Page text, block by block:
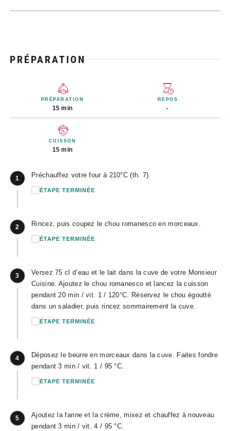
PRÉPARATION
PRÉPARATION
15 min
REPOS
-
CUISSON
15 min
1 Préchauffez votre four à 210°C (th. 7).
ÉTAPE TERMINÉE
2 Rincez, puis coupez le chou romanesco en morceaux.
ÉTAPE TERMINÉE
3
Versez 75 cl d’eau et le lait dans la cuve de votre Monsieur
Cuisine. Ajoutez le chou romanesco et lancez la cuisson
pendant 20 min / vit. 1 / 120°C. Réservez le chou égoutté
dans un saladier, puis rincez sommairement la cuve.
ÉTAPE TERMINÉE
4
Déposez le beurre en morceaux dans la cuve. Faites fondre
pendant 3 min / vit. 1 / 95 °C.
ÉTAPE TERMINÉE
5
Ajoutez la farine et la crème, mixez et chauffez à nouveau
pendant 3 min / vit. 4 / 95 °C.